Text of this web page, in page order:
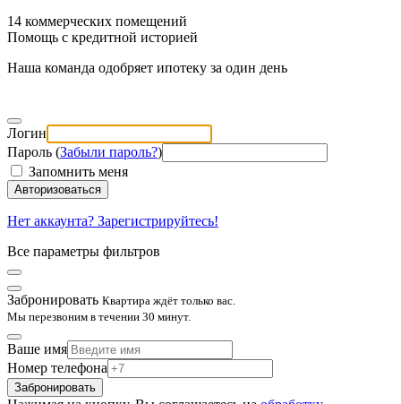
14 коммерческих помещений
Помощь с кредитной историей
Наша команда одобряет ипотеку за один день
Логин
Пароль (Забыли пароль?)
Запомнить меня
Авторизоваться
Нет аккаунта? Зарегистрируйтесь!
Все параметры фильтров
Забронировать Квартира ждёт только вас.
Мы перезвоним в течении 30 минут.
Ваше имя
Номер телефона
Забронировать